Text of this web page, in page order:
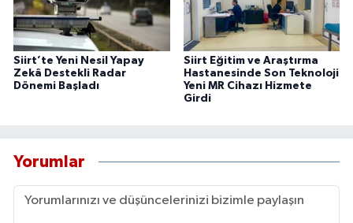
Siirt’te Yeni Nesil Yapay
Zekâ Destekli Radar
Dönemi Başladı
Siirt Eğitim ve Araştırma
Hastanesinde Son Teknoloji
Yeni MR Cihazı Hizmete
Girdi
Yorumlar